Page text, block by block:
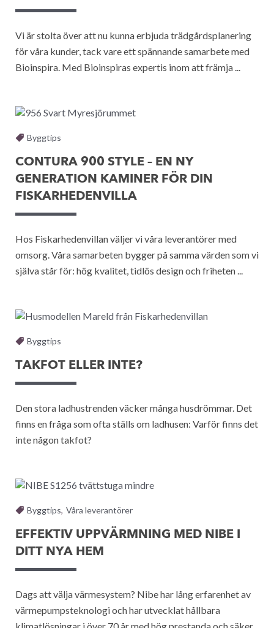
Vi är stolta över att nu kunna erbjuda trädgårdsplanering
för våra kunder, tack vare ett spännande samarbete med
Bioinspira. Med Bioinspiras expertis inom att främja ...
Byggtips
CONTURA 900 STYLE – EN NY
GENERATION KAMINER FÖR DIN
FISKARHEDENVILLA
Hos Fiskarhedenvillan väljer vi våra leverantörer med
omsorg. Våra samarbeten bygger på samma värden som vi
själva står för: hög kvalitet, tidlös design och friheten ...
Byggtips
TAKFOT ELLER INTE?
Den stora ladhustrenden väcker många husdrömmar. Det
finns en fråga som ofta ställs om ladhusen: Varför finns det
inte någon takfot?
Byggtips, Våra leverantörer
EFFEKTIV UPPVÄRMNING MED NIBE I
DITT NYA HEM
Dags att välja värmesystem? Nibe har lång erfarenhet av
värmepumpsteknologi och har utvecklat hållbara